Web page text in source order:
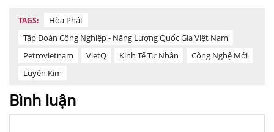
TAGS:
Hòa Phát
Tập Đoàn Công Nghiệp - Năng Lượng Quốc Gia Việt Nam
Petrovietnam
VietQ Kinh Tế Tư Nhân
Công Nghệ Mới
Luyện Kim
Bình luận